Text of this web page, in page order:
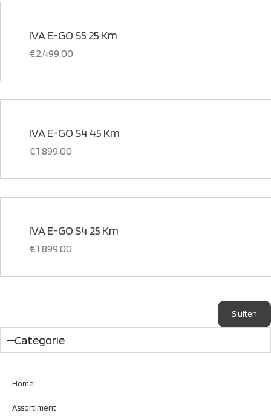
IVA E-GO S5 25 Km
€2,499.00
IVA E-GO S4 45 Km
€1,899.00
IVA E-GO S4 25 Km
€1,899.00
Sluiten
Categorie
Home
Assortiment